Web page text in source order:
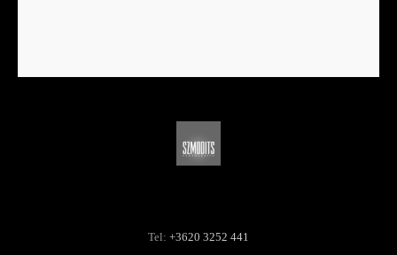
Tel: +3620 3252 441